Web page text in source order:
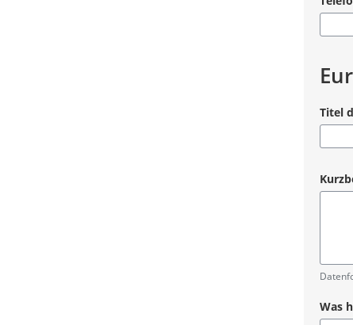
Titel
Was